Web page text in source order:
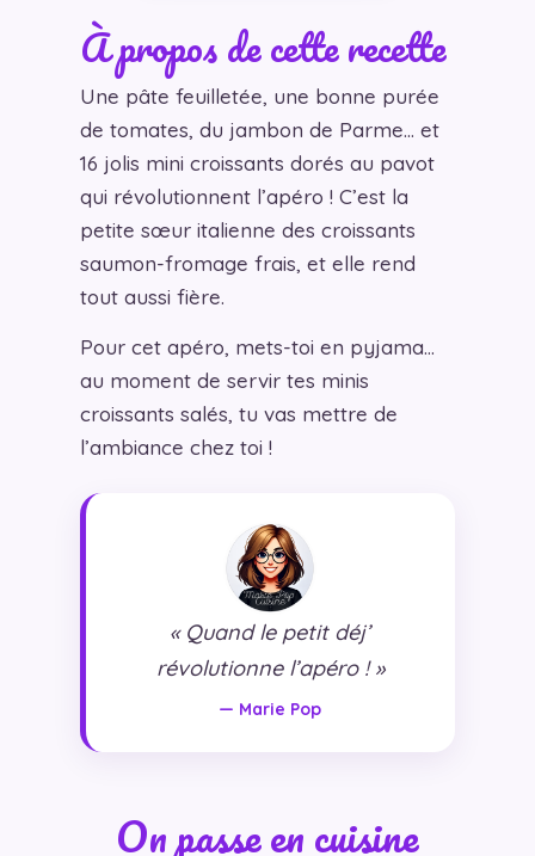
À propos de cette recette
Une pâte feuilletée, une bonne purée
de tomates, du jambon de Parme… et
16 jolis mini croissants dorés au pavot
qui révolutionnent l’apéro ! C’est la
petite sœur italienne des croissants
saumon-fromage frais, et elle rend
tout aussi fière.
Pour cet apéro, mets-toi en pyjama…
au moment de servir tes minis
croissants salés, tu vas mettre de
l’ambiance chez toi !
« Quand le petit déj’
révolutionne l’apéro ! »
— Marie Pop
On passe en cuisine